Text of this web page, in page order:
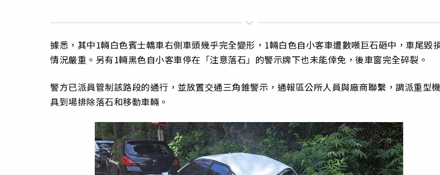
據悉，其中1輛白色賓士轎車右側車頭幾乎完全變形，1輛白色自小客車遭數噸巨石砸中，車尾毀
情況嚴重。另有1輛黑色自小客車停在「注意落石」的警示牌下也未能倖免，後車窗完全碎裂。
警方已派員管制該路段的通行，並放置交通三角錐警示，通報區公所人員與廠商聯繫，調派重型
具到場排除落石和移動車輛。